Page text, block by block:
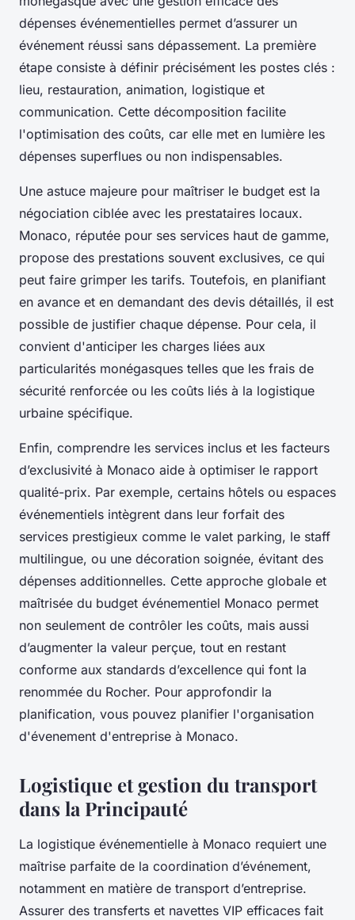
dépenses événementielles permet d’assurer un
événement réussi sans dépassement. La première
étape consiste à définir précisément les postes clés :
lieu, restauration, animation, logistique et
communication. Cette décomposition facilite
l'optimisation des coûts, car elle met en lumière les
dépenses superflues ou non indispensables.
Une astuce majeure pour maîtriser le budget est la
négociation ciblée avec les prestataires locaux.
Monaco, réputée pour ses services haut de gamme,
propose des prestations souvent exclusives, ce qui
peut faire grimper les tarifs. Toutefois, en planifiant
en avance et en demandant des devis détaillés, il est
possible de justifier chaque dépense. Pour cela, il
convient d'anticiper les charges liées aux
particularités monégasques telles que les frais de
sécurité renforcée ou les coûts liés à la logistique
urbaine spécifique.
Enfin, comprendre les services inclus et les facteurs
d’exclusivité à Monaco aide à optimiser le rapport
qualité-prix. Par exemple, certains hôtels ou espaces
événementiels intègrent dans leur forfait des
services prestigieux comme le valet parking, le staff
multilingue, ou une décoration soignée, évitant des
dépenses additionnelles. Cette approche globale et
maîtrisée du budget événementiel Monaco permet
non seulement de contrôler les coûts, mais aussi
d’augmenter la valeur perçue, tout en restant
conforme aux standards d’excellence qui font la
renommée du Rocher. Pour approfondir la
planification, vous pouvez planifier l'organisation
d'évenement d'entreprise à Monaco.
Logistique et gestion du transport
dans la Principauté
La logistique événementielle à Monaco requiert une
maîtrise parfaite de la coordination d’événement,
notamment en matière de transport d’entreprise.
Assurer des transferts et navettes VIP efficaces fait